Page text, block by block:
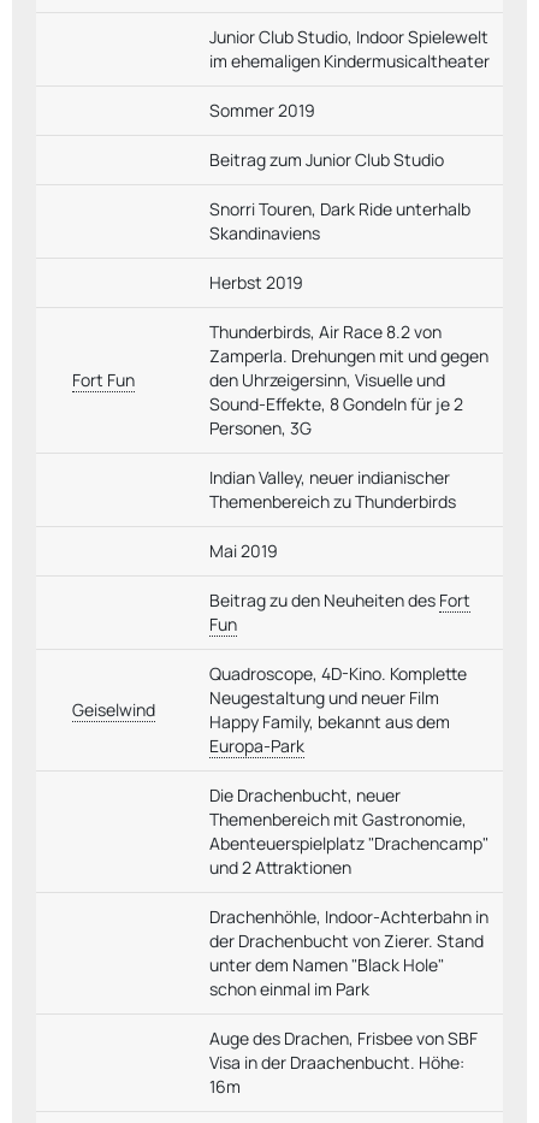
Junior Club Studio, Indoor Spielewelt
im ehemaligen Kindermusicaltheater
Sommer 2019
Beitrag zum Junior Club Studio
Snorri Touren, Dark Ride unterhalb
Skandinaviens
Herbst 2019
Fort Fun
Thunderbirds, Air Race 8.2 von
Zamperla. Drehungen mit und gegen
den Uhrzeigersinn, Visuelle und
Sound-Effekte, 8 Gondeln für je 2
Personen, 3G
Indian Valley, neuer indianischer
Themenbereich zu Thunderbirds
Mai 2019
Beitrag zu den Neuheiten des Fort
Fun
Geiselwind
Quadroscope, 4D-Kino. Komplette
Neugestaltung und neuer Film
Happy Family, bekannt aus dem
Europa-Park
Die Drachenbucht, neuer
Themenbereich mit Gastronomie,
Abenteuerspielplatz "Drachencamp"
und 2 Attraktionen
Drachenhöhle, Indoor-Achterbahn in
der Drachenbucht von Zierer. Stand
unter dem Namen "Black Hole"
schon einmal im Park
Auge des Drachen, Frisbee von SBF
Visa in der Draachenbucht. Höhe:
16m